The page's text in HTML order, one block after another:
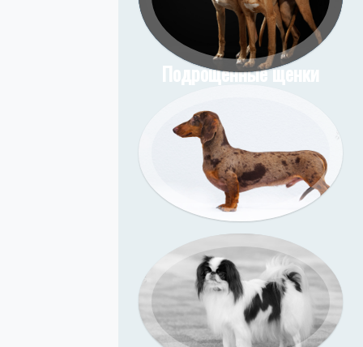
Подрощенные щенки
съёмка в моей студии
Подрощенный щенок
таксы
Съёмка у меня (улица)